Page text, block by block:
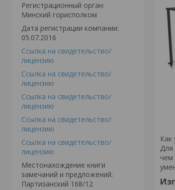
Регистрационный орган:
Минский горисполком
Дата регистрации компании:
05.07.2016
Ссылка на свидетельство/
лицензию
Ссылка на свидетельство/
лицензию
Ссылка на свидетельство/
лицензию
Ссылка на свидетельство/
лицензию
Ссылка на свидетельство/
лицензию
Местонахождение книги
замечаний и предложений:
Партизанский 168/12
Как
чем